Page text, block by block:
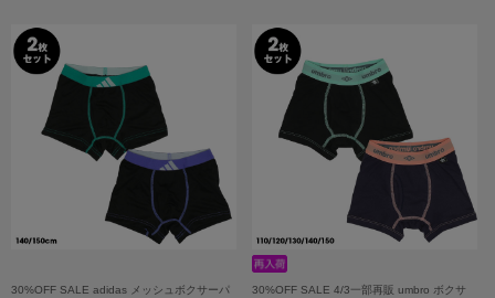
30%OFF SALE adidas メッシュボクサーパ
30%OFF SALE 4/3一部再販 umbro ボクサ